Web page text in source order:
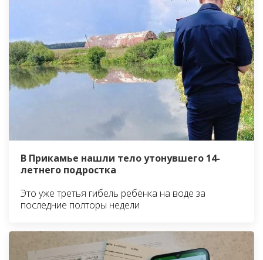
В Прикамье нашли тело утонувшего 14-
летнего подростка
Это уже третья гибель ребёнка на воде за
последние полторы недели